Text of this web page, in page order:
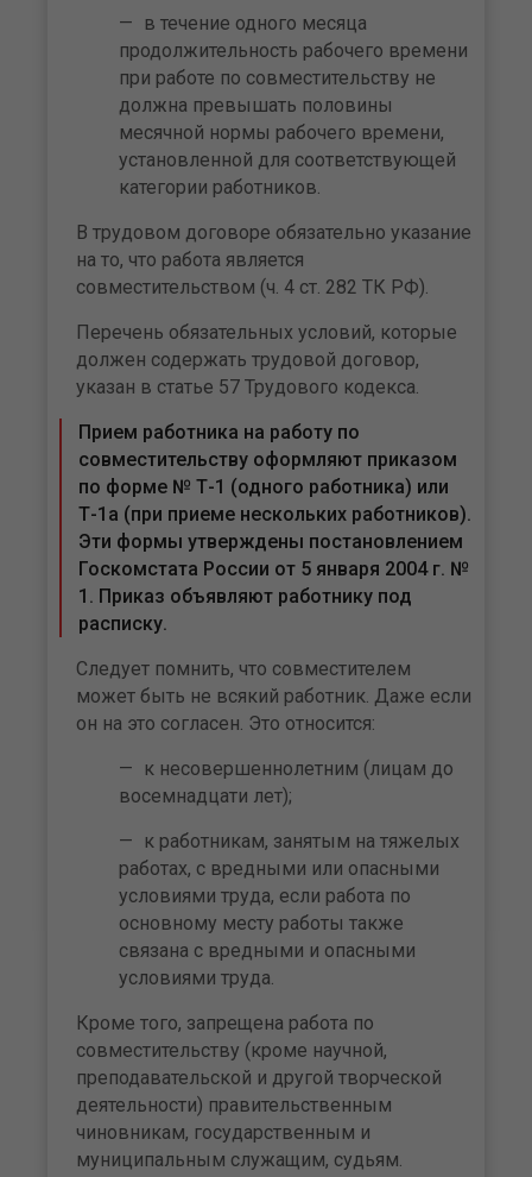
в течение одного месяца
продолжительность рабочего времени
при работе по совместительству не
должна превышать половины
месячной нормы рабочего времени,
установленной для соответствующей
категории работников.
В трудовом договоре обязательно указание
на то, что работа является
совместительством (ч. 4 ст. 282 ТК РФ).
Перечень обязательных условий, которые
должен содержать трудовой договор,
указан в статье 57 Трудового кодекса.
Прием работника на работу по
совместительству оформляют приказом
по форме № Т-1 (одного работника) или
Т-1а (при приеме нескольких работников).
Эти формы утверждены постановлением
Госкомстата России от 5 января 2004 г. №
1. Приказ объявляют работнику под
расписку.
Следует помнить, что совместителем
может быть не всякий работник. Даже если
он на это согласен. Это относится:
к несовершеннолетним (лицам до
восемнадцати лет);
к работникам, занятым на тяжелых
работах, с вредными или опасными
условиями труда, если работа по
основному месту работы также
связана с вредными и опасными
условиями труда.
Кроме того, запрещена работа по
совместительству (кроме научной,
преподавательской и другой творческой
деятельности) правительственным
чиновникам, государственным и
муниципальным служащим, судьям.